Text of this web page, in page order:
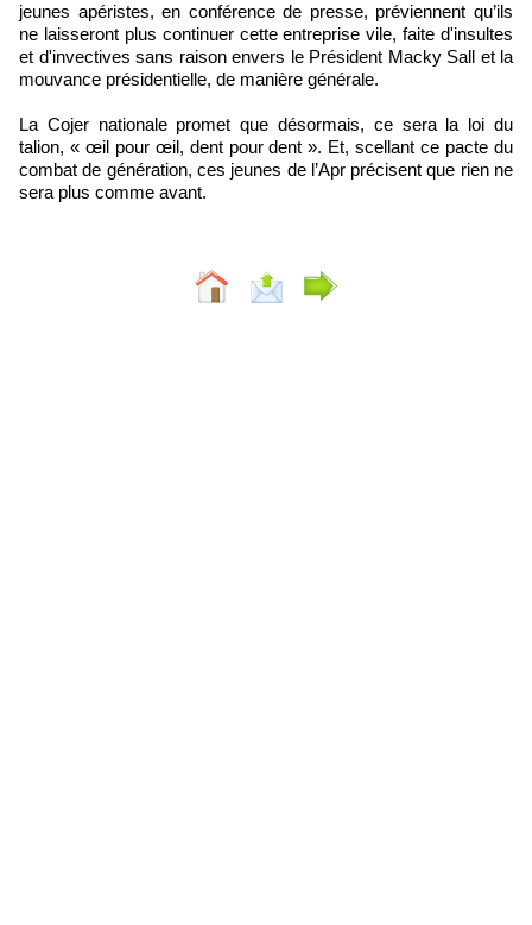
jeunes apéristes, en conférence de presse, préviennent qu’ils
ne laisseront plus continuer cette entreprise vile, faite d'insultes
et d'invectives sans raison envers le Président Macky Sall et la
mouvance présidentielle, de manière générale.
La Cojer nationale promet que désormais, ce sera la loi du
talion, « œil pour œil, dent pour dent ». Et, scellant ce pacte du
combat de génération, ces jeunes de l’Apr précisent que rien ne
sera plus comme avant.